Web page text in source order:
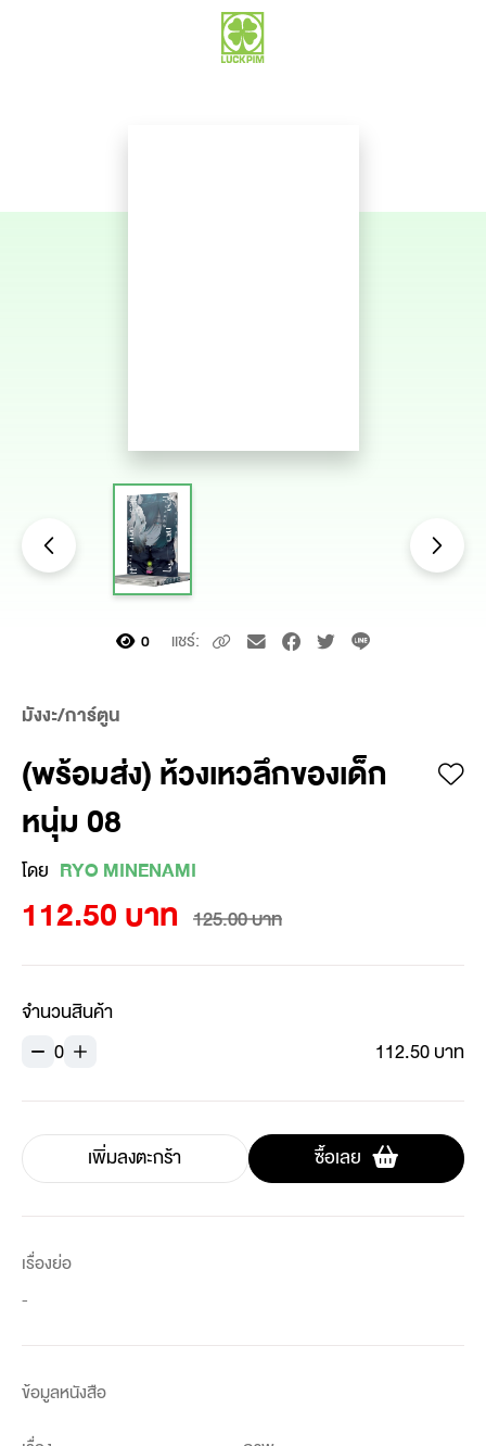
0 แชร์:
มังงะ/การ์ตูน
(พร้อมส่ง) ห้วงเหวลึกของเด็ก
หนุ่ม 08
โดย RYO MINENAMI
112.50 บาท 125.00 บาท
จำนวนสินค้า
0
112.50 บาท
เพิ่มลงตะกร้า ซื้อเลย
เรื่องย่อ
-
ข้อมูลหนังสือ